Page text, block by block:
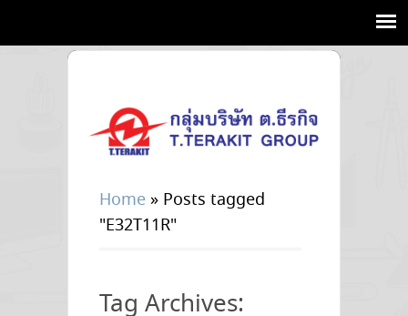
Home » Posts tagged
"E32T11R"
Tag Archives: